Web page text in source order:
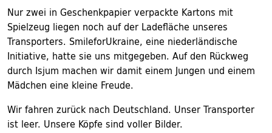
Nur zwei in Geschenkpapier verpackte Kartons mit
Spielzeug liegen noch auf der Ladefläche unseres
Transporters. SmileforUkraine, eine niederländische
Initiative, hatte sie uns mitgegeben. Auf den Rückweg
durch Isjum machen wir damit einem Jungen und einem
Mädchen eine kleine Freude.
Wir fahren zurück nach Deutschland. Unser Transporter
ist leer. Unsere Köpfe sind voller Bilder.